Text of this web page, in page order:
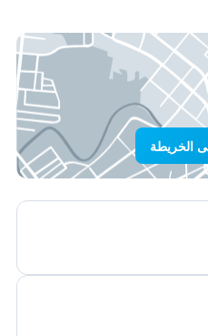
الخريطة